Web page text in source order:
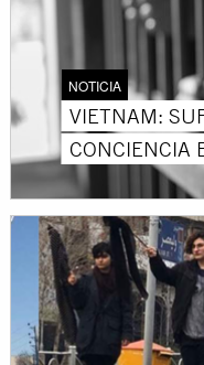
NOTICIA
VIETNAM:
CONCIENCIA